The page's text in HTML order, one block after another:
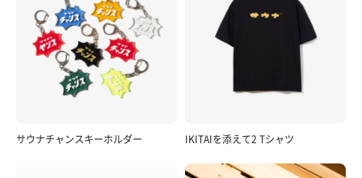
サウナチャンスキーホルダー IKITAIを添えて2 Tシャツ